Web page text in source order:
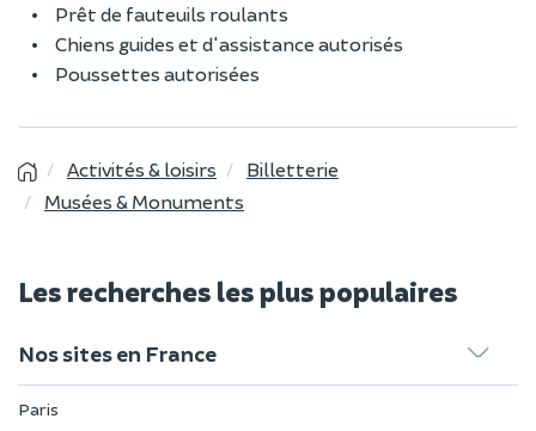
Prêt de fauteuils roulants
Chiens guides et d'assistance autorisés
Poussettes autorisées
Activités & loisirs
Billetterie
Musées & Monuments
Les recherches les plus populaires
Nos sites en France
Paris